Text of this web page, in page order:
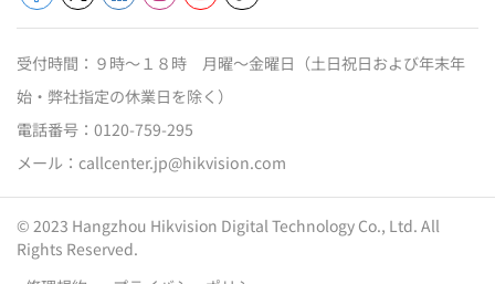
受付時間：９時～１８時 月曜～金曜日（土日祝日および年末年
始・弊社指定の休業日を除く）
電話番号： 0120-759-295
メール： callcenter.jp@hikvision.com
© 2023 Hangzhou Hikvision Digital Technology Co., Ltd. All
Rights Reserved.